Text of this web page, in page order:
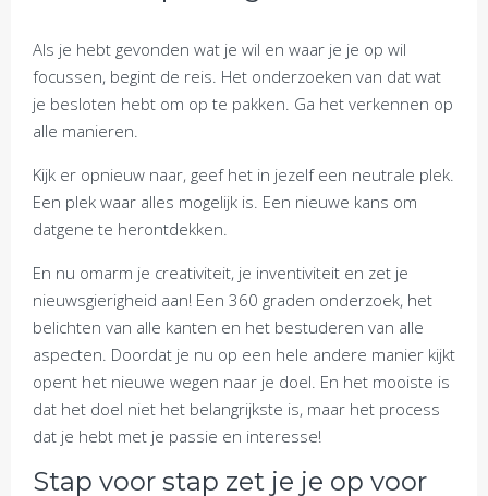
Als je hebt gevonden wat je wil en waar je je op wil
focussen, begint de reis. Het onderzoeken van dat wat
je besloten hebt om op te pakken. Ga het verkennen op
alle manieren.
Kijk er opnieuw naar, geef het in jezelf een neutrale plek.
Een plek waar alles mogelijk is. Een nieuwe kans om
datgene te herontdekken.
En nu omarm je creativiteit, je inventiviteit en zet je
nieuwsgierigheid aan! Een 360 graden onderzoek, het
belichten van alle kanten en het bestuderen van alle
aspecten. Doordat je nu op een hele andere manier kijkt
opent het nieuwe wegen naar je doel. En het mooiste is
dat het doel niet het belangrijkste is, maar het process
dat je hebt met je passie en interesse!
Stap voor stap zet je je op voor